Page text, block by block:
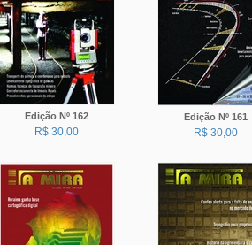
Edição Nº 162
R$ 30,00
Edição Nº 161
R$ 30,00